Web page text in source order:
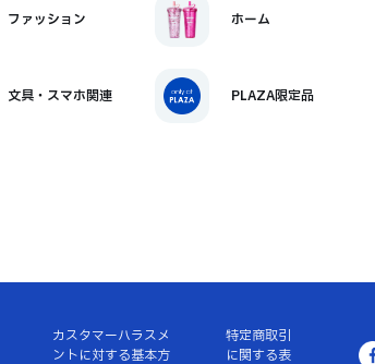
ファッション ホーム
文具・スマホ関連 PLAZA限定品
カスタマーハラスメ
ントに対する基本方
特定商取引
に関する表